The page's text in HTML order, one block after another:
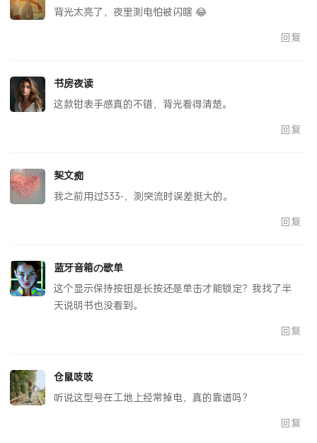
背光太亮了，夜里测电怕被闪瞎 😂
回复
书房夜读
这款钳表手感真的不错，背光看得清楚。
回复
契文痴
我之前用过333-，测突流时误差挺大的。
回复
蓝牙音箱の歌单
这个显示保持按钮是长按还是单击才能锁定？我找了半
天说明书也没看到。
回复
仓鼠吱吱
听说这型号在工地上经常掉电，真的靠谱吗？
回复